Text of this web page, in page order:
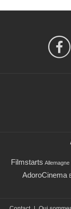
Filmstarts Allemagne
AdoroCinema